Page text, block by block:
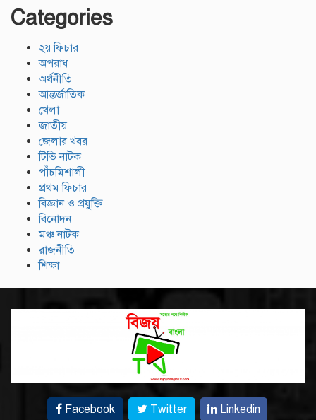
Categories
২য় ফিচার
অপরাধ
অর্থনীতি
আন্তর্জাতিক
খেলা
জাতীয়
জেলার খবর
টিভি নাটক
পাঁচমিশালী
প্রথম ফিচার
বিজ্ঞান ও প্রযুক্তি
বিনোদন
মঞ্চ নাটক
রাজনীতি
শিক্ষা
Facebook Twitter
Linkedin